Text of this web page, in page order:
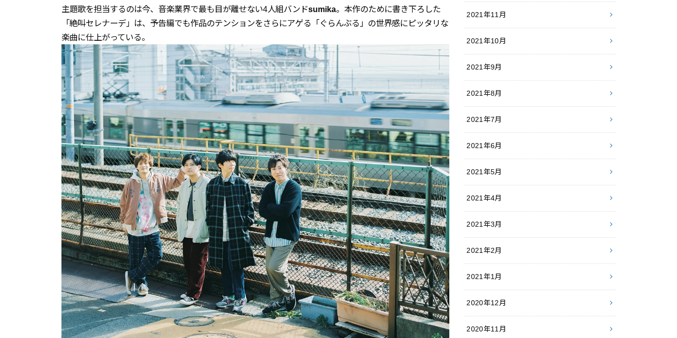
主題歌を担当するのは今、音楽業界で最も目が離せない4人組バンドsumika。本作のために書き下ろした
「絶叫セレナーデ」は、予告編でも作品のテンションをさらにアゲる「ぐらんぶる」の世界感にピッタリな
楽曲に仕上がっている。
2021年11月
2021年10月
2021年9月
2021年8月
2021年7月
2021年6月
2021年5月
2021年4月
2021年3月
2021年2月
2021年1月
2020年12月
2020年11月